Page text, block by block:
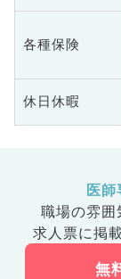
各種保険
休日休暇
医
職場の雰囲
求人票に掲
無